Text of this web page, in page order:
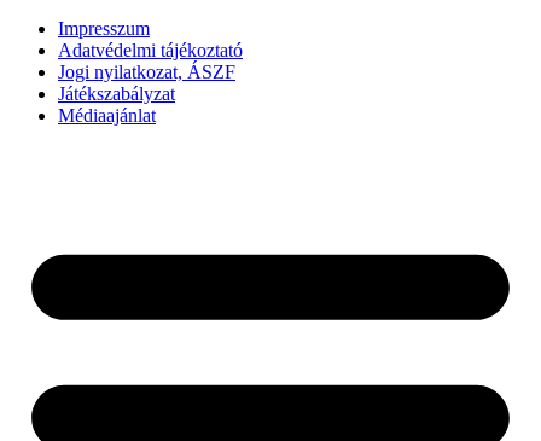
Impresszum
Adatvédelmi tájékoztató
Jogi nyilatkozat, ÁSZF
Játékszabályzat
Médiaajánlat